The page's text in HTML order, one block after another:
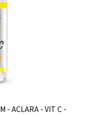
- ACLARA - VIT C -